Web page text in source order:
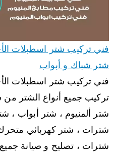
شتر شباك و أبواب
فني تركيب شتر اسطبلات
تركيب جميع أنواع الشتر من
شتر ألمنيوم ، شتر أبواب ،
شترات ، شتر كهربائي
شترات ، تصليح و صيانة